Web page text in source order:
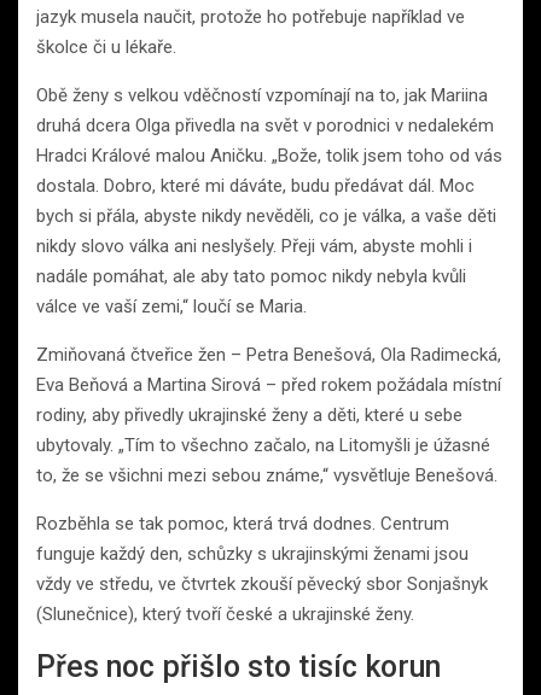
jazyk musela naučit, protože ho potřebuje například ve
školce či u lékaře.
Obě ženy s velkou vděčností vzpomínají na to, jak Mariina
druhá dcera Olga přivedla na svět v porodnici v nedalekém
Hradci Králové malou Aničku. „Bože, tolik jsem toho od vás
dostala. Dobro, které mi dáváte, budu předávat dál. Moc
bych si přála, abyste nikdy nevěděli, co je válka, a vaše děti
nikdy slovo válka ani neslyšely. Přeji vám, abyste mohli i
nadále pomáhat, ale aby tato pomoc nikdy nebyla kvůli
válce ve vaší zemi,“ loučí se Maria.
Zmiňovaná čtveřice žen – Petra Benešová, Ola Radimecká,
Eva Beňová a Martina Sirová – před rokem požádala místní
rodiny, aby přivedly ukrajinské ženy a děti, které u sebe
ubytovaly. „Tím to všechno začalo, na Litomyšli je úžasné
to, že se všichni mezi sebou známe,“ vysvětluje Benešová.
Rozběhla se tak pomoc, která trvá dodnes. Centrum
funguje každý den, schůzky s ukrajinskými ženami jsou
vždy ve středu, ve čtvrtek zkouší pěvecký sbor Sonjašnyk
(Slunečnice), který tvoří české a ukrajinské ženy.
Přes noc přišlo sto tisíc korun